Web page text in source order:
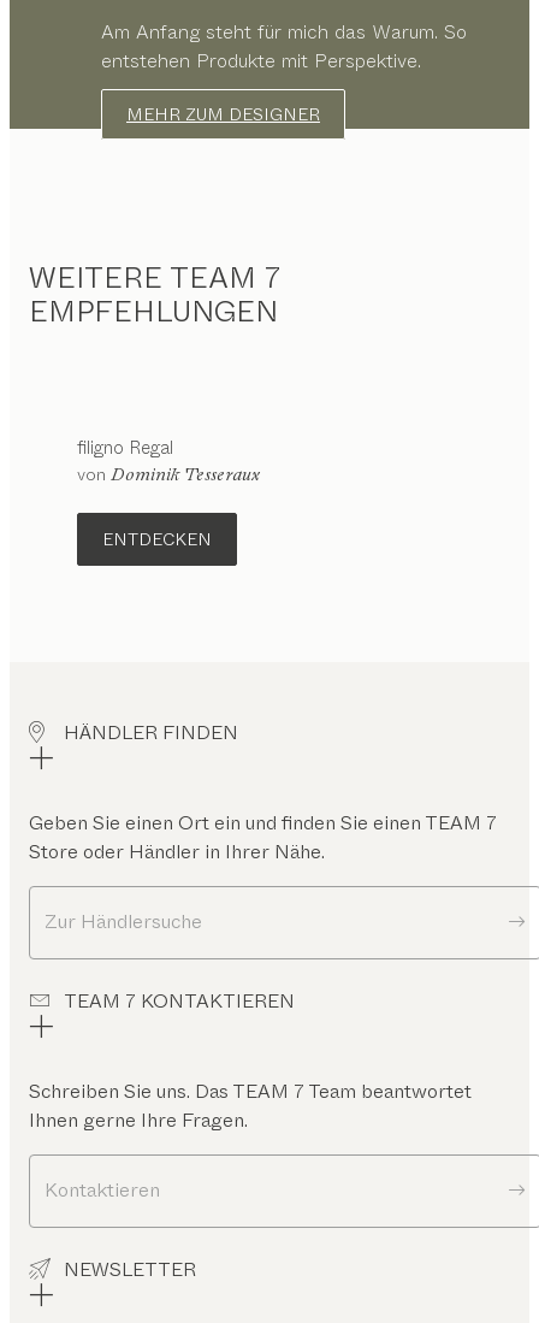
Am Anfang steht für mich das Warum. So
entstehen Produkte mit Perspektive.
MEHR ZUM DESIGNER
WEITERE TEAM 7
EMPFEHLUNGEN
filigno Regal
von Dominik Tesseraux
ENTDECKEN
HÄNDLER FINDEN
Geben Sie einen Ort ein und finden Sie einen TEAM 7
Store oder Händler in Ihrer Nähe.
Zur Händlersuche
TEAM 7 KONTAKTIEREN
Schreiben Sie uns. Das TEAM 7 Team beantwortet
Ihnen gerne Ihre Fragen.
Kontaktieren
NEWSLETTER